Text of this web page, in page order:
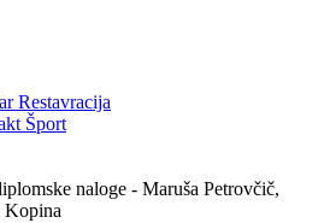
Restavracija
Šport
naloge - Maruša Petrovčič,